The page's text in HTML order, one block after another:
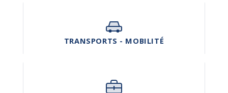
TRANSPORTS - MOBILITÉ